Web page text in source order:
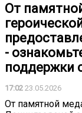
От
-
поддержки
17:02 23.05.2026
От памятной